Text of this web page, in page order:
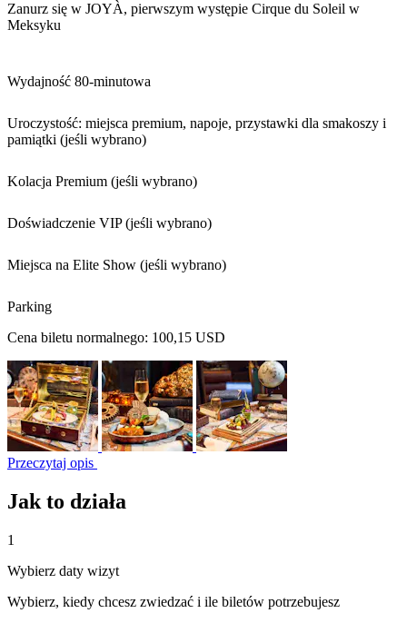
Zanurz się w JOYÀ, pierwszym występie Cirque du Soleil w
Meksyku
Wydajność 80-minutowa
Uroczystość: miejsca premium, napoje, przystawki dla smakoszy i
pamiątki (jeśli wybrano)
Kolacja Premium (jeśli wybrano)
Doświadczenie VIP (jeśli wybrano)
Miejsca na Elite Show (jeśli wybrano)
Parking
Cena biletu normalnego: 100,15 USD
Przeczytaj opis
Jak to działa
1
Wybierz daty wizyt
Wybierz, kiedy chcesz zwiedzać i ile biletów potrzebujesz